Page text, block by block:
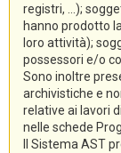
registri, ...);
hanno prodotto
loro attività);
possessori e/o
Sono inoltre
archivistiche e
relative ai lavori
nelle schede
Il Sistema AST